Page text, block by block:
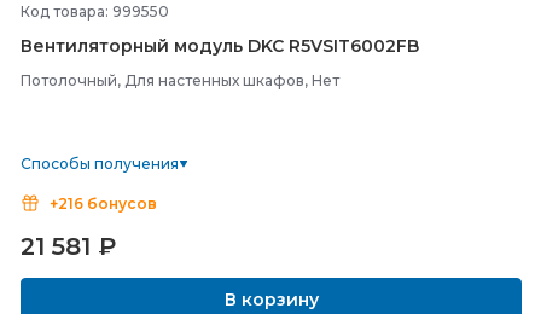
Код товара: 999550
Вентиляторный модуль DKC R5VSIT6002FB
Потолочный, Для настенных шкафов, Нет
Способы получения
+216 бонусов
21 581 ₽
В корзину